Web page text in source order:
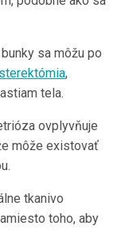
sa môžu po
,
tela.
ovplyvňuje
môže existovať
tkanivo
toho, aby